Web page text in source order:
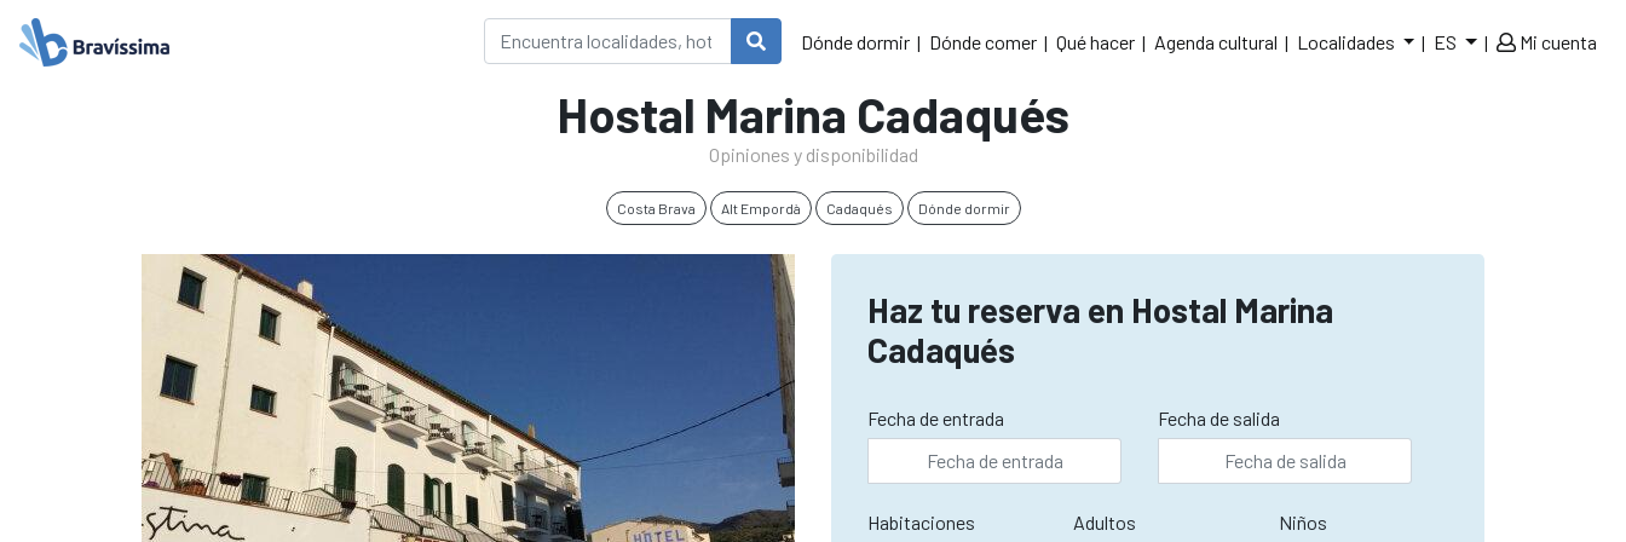
Dónde dormir Dónde comer Qué hacer Agenda cultural Localidades ES Mi cuenta
Hostal Marina Cadaqués
Opiniones y disponibilidad
Costa Brava Alt Empordà Cadaqués Dónde dormir
Haz tu reserva en Hostal Marina
Cadaqués
Fecha de entrada Fecha de salida
Habitaciones Adultos Niños